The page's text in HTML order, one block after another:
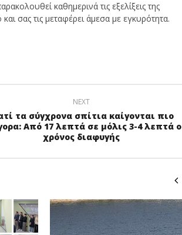
καθημερινά τις εξελίξεις της
σας τις μεταφέρει άμεσα με εγκυρότητα.
NEXT
τα σύγχρονα σπίτια καίγονται πιο
Από 17 λεπτά σε μόλις 3-4 λεπτά ο
χρόνος διαφυγής